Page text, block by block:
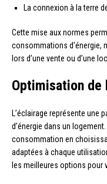
La connexion à la terre
Cette mise aux normes
consommations d’énergie,
lors d’une vente ou d’une
Optimisation de
L’éclairage représente une
d’énergie dans un
consommation en
adaptées à chaque
les meilleures options pour